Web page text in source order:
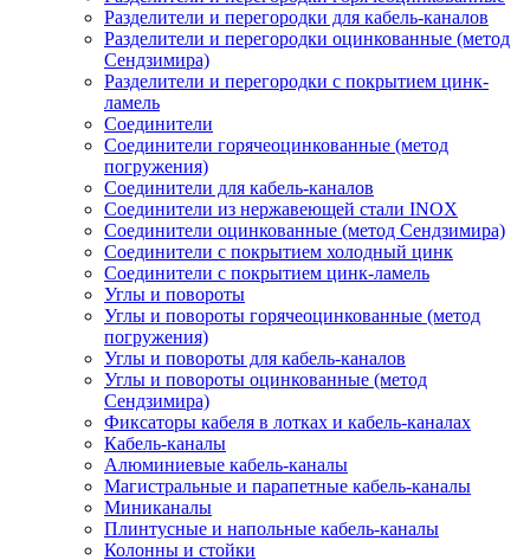
Разделители и перегородки для кабель-каналов
Разделители и перегородки оцинкованные (метод
Сендзимира)
Разделители и перегородки с покрытием цинк-
ламель
Соединители
Соединители горячеоцинкованные (метод
погружения)
Соединители для кабель-каналов
Соединители из нержавеющей стали INOX
Соединители оцинкованные (метод Сендзимира)
Соединители с покрытием холодный цинк
Соединители с покрытием цинк-ламель
Углы и повороты
Углы и повороты горячеоцинкованные (метод
погружения)
Углы и повороты для кабель-каналов
Углы и повороты оцинкованные (метод
Сендзимира)
Фиксаторы кабеля в лотках и кабель-каналах
Кабель-каналы
Алюминиевые кабель-каналы
Магистральные и парапетные кабель-каналы
Миниканалы
Плинтусные и напольные кабель-каналы
Колонны и стойки